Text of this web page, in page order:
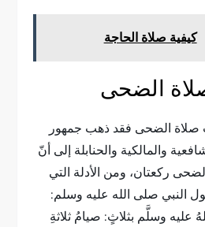
كيفية صلاة الحاجة
الضحى
صلاة الضحى فقد ذهب جمهور
والمالكية والحنابلة إلى أنّ
ركعتان، ومن الأدلة التي
النبي صلى الله عليه وسلم:
عليه وسلَّم بثلاثٍ: صيامُ ثلاثةِ